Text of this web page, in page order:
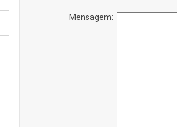
Mensagem: